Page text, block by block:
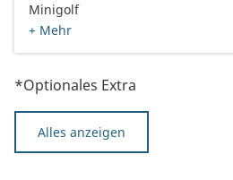
Minigolf
+ Mehr
*Optionales Extra
Alles anzeigen